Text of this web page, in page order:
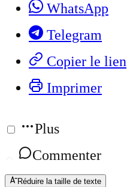
WhatsApp
Telegram
Copier le lien
Imprimer
Plus
Commenter
Réduire la taille de texte